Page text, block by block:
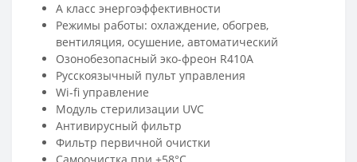
A класс энергоэффективности
Режимы работы: охлаждение, обогрев,
вентиляция, осушение, автоматический
Озонобезопасный эко-фреон R410A
Русскоязычный пульт управления
Wi-fi управление
Модуль стерилизации UVC
Антивирусный фильтр
Фильтр первичной очистки